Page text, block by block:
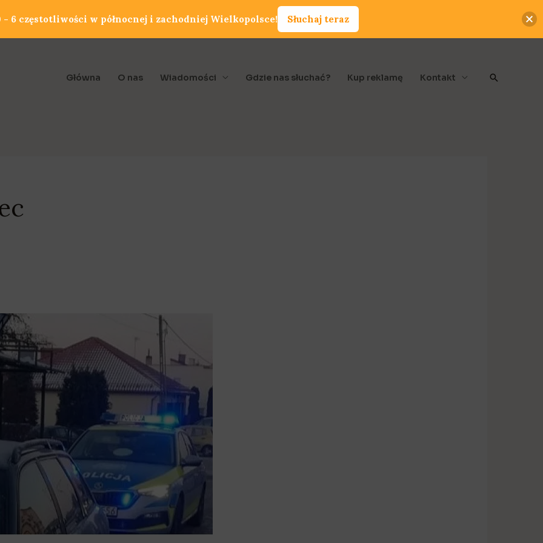
Główna O nas Wiadomości Gdzie nas słuchać? Kup reklamę Kontakt Szukaj
6 częstotliwości w północnej i zachodniej Wielkopolsce! Słuchaj teraz